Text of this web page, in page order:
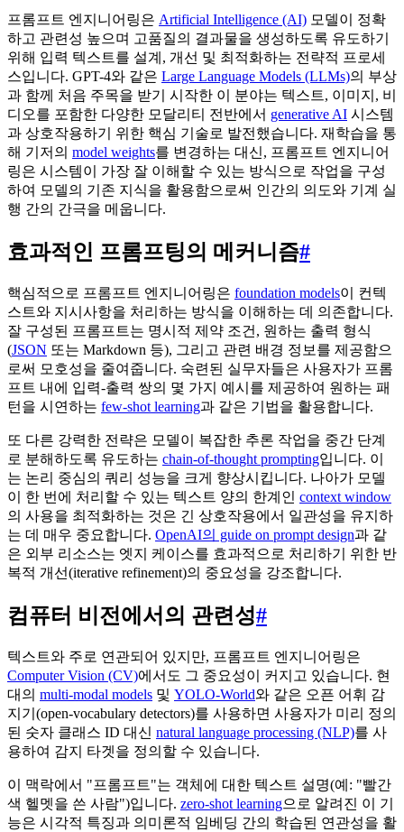
프롬프트 엔지니어링은 Artificial Intelligence (AI) 모델이 정확
하고 관련성 높으며 고품질의 결과물을 생성하도록 유도하기
위해 입력 텍스트를 설계, 개선 및 최적화하는 전략적 프로세
스입니다. GPT-4와 같은 Large Language Models (LLMs)의 부상
과 함께 처음 주목을 받기 시작한 이 분야는 텍스트, 이미지, 비
디오를 포함한 다양한 모달리티 전반에서 generative AI 시스템
과 상호작용하기 위한 핵심 기술로 발전했습니다. 재학습을 통
해 기저의 model weights를 변경하는 대신, 프롬프트 엔지니어
링은 시스템이 가장 잘 이해할 수 있는 방식으로 작업을 구성
하여 모델의 기존 지식을 활용함으로써 인간의 의도와 기계 실
행 간의 간극을 메웁니다.
효과적인 프롬프팅의 메커니즘#
핵심적으로 프롬프트 엔지니어링은 foundation models이 컨텍
스트와 지시사항을 처리하는 방식을 이해하는 데 의존합니다.
잘 구성된 프롬프트는 명시적 제약 조건, 원하는 출력 형식
(JSON 또는 Markdown 등), 그리고 관련 배경 정보를 제공함으
로써 모호성을 줄여줍니다. 숙련된 실무자들은 사용자가 프롬
프트 내에 입력-출력 쌍의 몇 가지 예시를 제공하여 원하는 패
턴을 시연하는 few-shot learning과 같은 기법을 활용합니다.
또 다른 강력한 전략은 모델이 복잡한 추론 작업을 중간 단계
로 분해하도록 유도하는 chain-of-thought prompting입니다. 이
는 논리 중심의 쿼리 성능을 크게 향상시킵니다. 나아가 모델
이 한 번에 처리할 수 있는 텍스트 양의 한계인 context window
의 사용을 최적화하는 것은 긴 상호작용에서 일관성을 유지하
는 데 매우 중요합니다. OpenAI의 guide on prompt design과 같
은 외부 리소스는 엣지 케이스를 효과적으로 처리하기 위한 반
복적 개선(iterative refinement)의 중요성을 강조합니다.
컴퓨터 비전에서의 관련성#
텍스트와 주로 연관되어 있지만, 프롬프트 엔지니어링은
Computer Vision (CV)에서도 그 중요성이 커지고 있습니다. 현
대의 multi-modal models 및 YOLO-World와 같은 오픈 어휘 감
지기(open-vocabulary detectors)를 사용하면 사용자가 미리 정의
된 숫자 클래스 ID 대신 natural language processing (NLP)를 사
용하여 감지 타겟을 정의할 수 있습니다.
이 맥락에서 "프롬프트"는 객체에 대한 텍스트 설명(예: "빨간
색 헬멧을 쓴 사람")입니다. zero-shot learning으로 알려진 이 기
능은 시각적 특징과 의미론적 임베딩 간의 학습된 연관성을 활